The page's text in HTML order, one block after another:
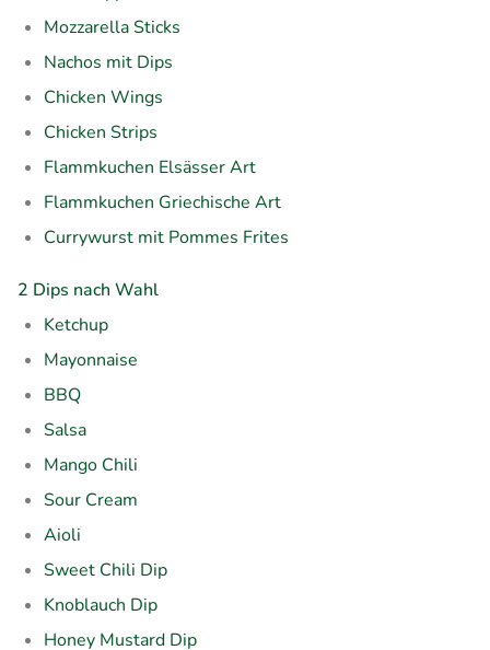
Mozzarella Sticks
Nachos mit Dips
Chicken Wings
Chicken Strips
Flammkuchen Elsässer Art
Flammkuchen Griechische Art
Currywurst mit Pommes Frites
2 Dips nach Wahl
Ketchup
Mayonnaise
BBQ
Salsa
Mango Chili
Sour Cream
Aioli
Sweet Chili Dip
Knoblauch Dip
Honey Mustard Dip